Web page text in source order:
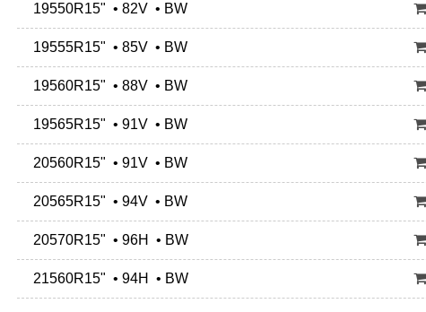
19550R15" • 82V • BW
19555R15" • 85V • BW
19560R15" • 88V • BW
19565R15" • 91V • BW
20560R15" • 91V • BW
20565R15" • 94V • BW
20570R15" • 96H • BW
21560R15" • 94H • BW